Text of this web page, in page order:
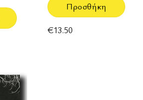
Προσθήκη
€13.50